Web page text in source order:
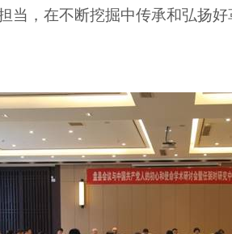
当，在不断挖掘中传承和弘扬